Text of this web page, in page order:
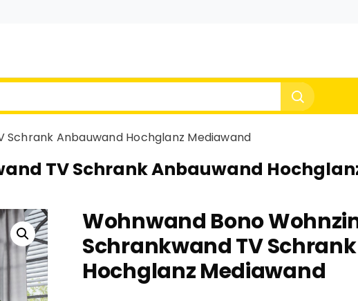
Anbauwand Hochglanz Mediawand
TV Schrank Anbauwand
Wohnwand Bono
Schrankwand TV
Hochglanz Mediawand